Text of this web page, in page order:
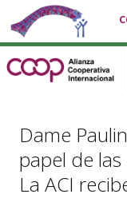
Dame
papel de
La ACI